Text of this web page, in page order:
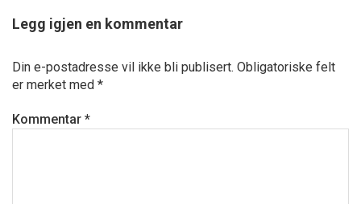
Legg igjen en kommentar
Din e-postadresse vil ikke bli publisert. Obligatoriske felt
er merket med *
Kommentar *